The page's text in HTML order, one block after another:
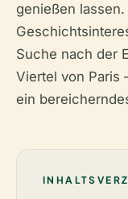
genießen
Suche nach der
Viertel von Paris
ein